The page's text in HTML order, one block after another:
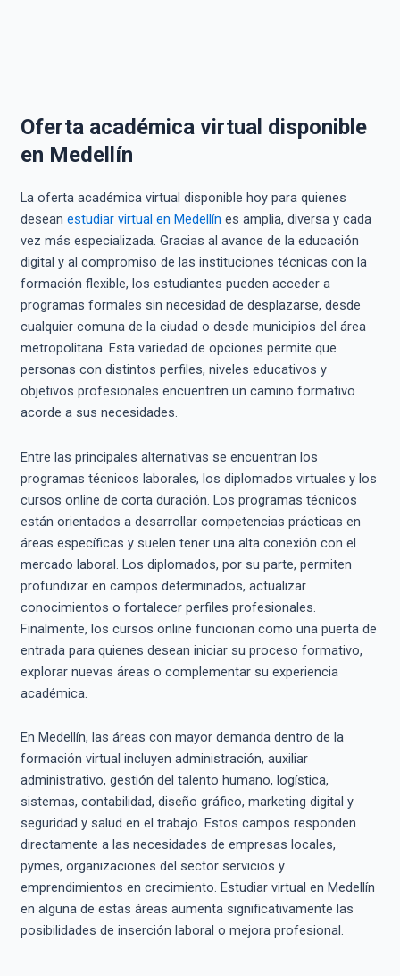
Oferta académica virtual disponible
en Medellín
La oferta académica virtual disponible hoy para quienes
desean estudiar virtual en Medellín es amplia, diversa y cada
vez más especializada. Gracias al avance de la educación
digital y al compromiso de las instituciones técnicas con la
formación flexible, los estudiantes pueden acceder a
programas formales sin necesidad de desplazarse, desde
cualquier comuna de la ciudad o desde municipios del área
metropolitana. Esta variedad de opciones permite que
personas con distintos perfiles, niveles educativos y
objetivos profesionales encuentren un camino formativo
acorde a sus necesidades.
Entre las principales alternativas se encuentran los
programas técnicos laborales, los diplomados virtuales y los
cursos online de corta duración. Los programas técnicos
están orientados a desarrollar competencias prácticas en
áreas específicas y suelen tener una alta conexión con el
mercado laboral. Los diplomados, por su parte, permiten
profundizar en campos determinados, actualizar
conocimientos o fortalecer perfiles profesionales.
Finalmente, los cursos online funcionan como una puerta de
entrada para quienes desean iniciar su proceso formativo,
explorar nuevas áreas o complementar su experiencia
académica.
En Medellín, las áreas con mayor demanda dentro de la
formación virtual incluyen administración, auxiliar
administrativo, gestión del talento humano, logística,
sistemas, contabilidad, diseño gráfico, marketing digital y
seguridad y salud en el trabajo. Estos campos responden
directamente a las necesidades de empresas locales,
pymes, organizaciones del sector servicios y
emprendimientos en crecimiento. Estudiar virtual en Medellín
en alguna de estas áreas aumenta significativamente las
posibilidades de inserción laboral o mejora profesional.